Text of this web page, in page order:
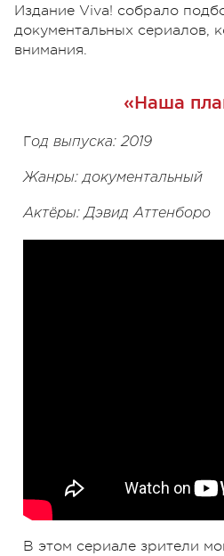
Издание Viva! собрало
документальных сериалов,
внимания.
«Наша
Год выпуска: 2019
Жанры: документальный
Актёры: Дэвид Аттенборо
В этом сериале зрители